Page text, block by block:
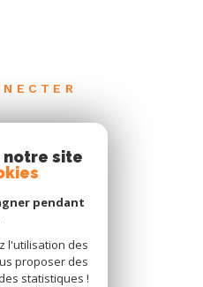
notre site
pendant
l'utilisation des
proposer des
statistiques !